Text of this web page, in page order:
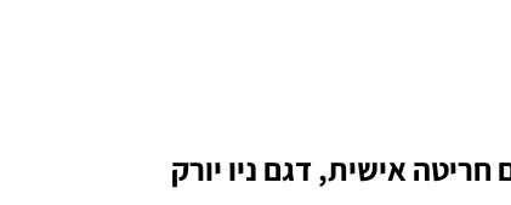
אישית, דגם ניו יורק